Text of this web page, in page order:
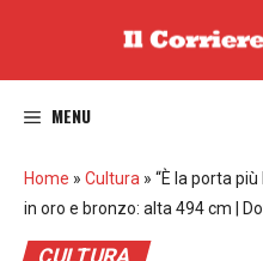
MENU
Home » Cultura » “È la porta
in oro e bronzo: alta 494 cm |